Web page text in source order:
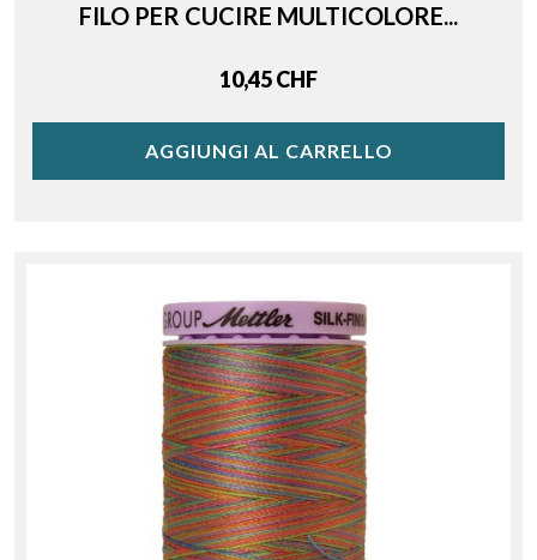
FILO PER CUCIRE MULTICOLORE...
Price
10,45 CHF
AGGIUNGI AL CARRELLO